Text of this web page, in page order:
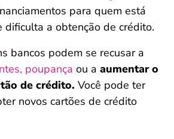
para quem está
dificulta a obtenção de crédito.
bancos podem se recusar a
poupança ou a aumentar o
de crédito. Você pode ter
novos cartões de crédito